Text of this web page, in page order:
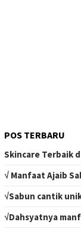
POS TERBARU
Skincare Terbaik
√ Manfaat Ajaib
√Sabun cantik
√Dahsyatnya